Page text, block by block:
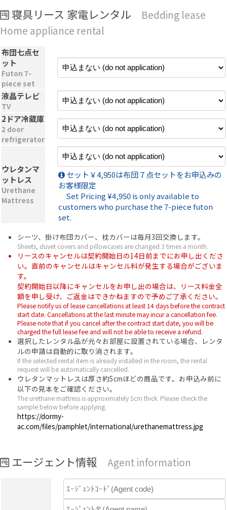
寝具リース 家電レンタル
Bedding lease
Home appliance rental
布団七点セ
ット
Futon 7-
piece set
液晶テレビ
TV
2ドア冷蔵庫
2 door
refrigerator
ウレタンマ
ットレス
Urethane
Mattress
セット￥4,950は布団７点セットをお申込みの
お客様限定
Set Pricing ¥4,950 is only available to
customers who purchase the 7-piece futon
set.
シーツ、掛け布団カバー、枕カバーは毎月3回交換します。
Sheets, duvet covers and pillowcases are changed 3 times a month.
リースのキャンセルは契約開始日の14日前までにお申し出くださ
い。直前のキャンセルはキャンセル料が発生する場合がございま
す。
契約開始日以降にキャンセルをお申し出の場合は、リース料金全
額を申し受け、ご返金はできかねますので予めご了承ください。
Please notify us of lease cancellations at least 14 days before the contract
start date. Cancellations at the last minute may incur a cancellation fee.
Please note that if you cancel after the contract start date, you will be
charged the full lease fee and will not be able to receive a refund.
選択したレンタル品が元々お部屋に設置されている場合、レンタ
ルの申請は自動的に取り消されます。
If the selected rental item is already installed in the room, the rental
request will be automatically cancelled.
ウレタンマットレスは厚さ約5cmほどの商品です。お申込み前に
以下の見本をご確認ください。
The urethane mattress is approximately 5cm thick. Please check the
sample below before applying.
https://dormy-
ac.com/files/pamphlet/international/urethanemattress.jpg
エージェント情報 Agent information